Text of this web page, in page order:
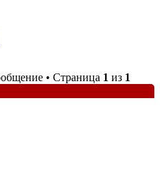
• Страница 1 из 1